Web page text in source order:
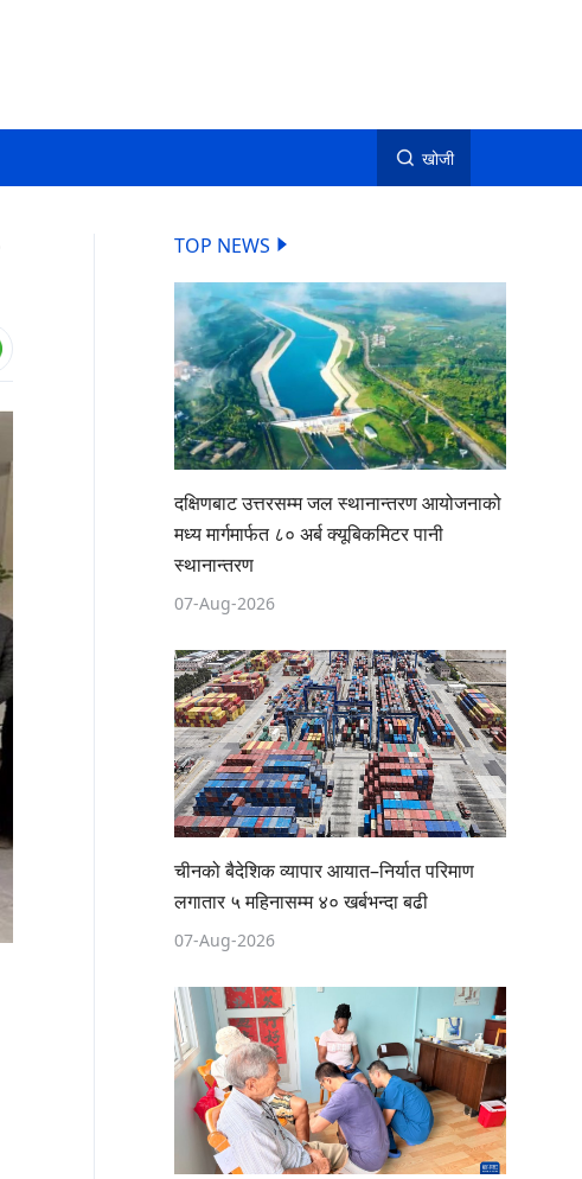
खोजी
TOP NEWS
दक्षिणबाट उत्तरसम्म जल स्थानान्तरण आयोजनाको
मध्य मार्गमार्फत ८० अर्ब क्यूबिकमिटर पानी
स्थानान्तरण
07-Aug-2026
चीनको बैदेशिक व्यापार आयात–निर्यात परिमाण
लगातार ५ महिनासम्म ४० खर्बभन्दा बढी
07-Aug-2026